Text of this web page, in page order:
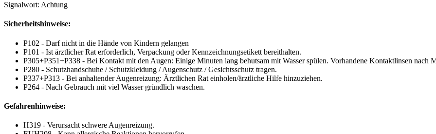
Signalwort: Achtung
Sicherheitshinweise:
P102 - Darf nicht in die Hände von Kindern gelangen
P101 - Ist ärztlicher Rat erforderlich, Verpackung oder Kennzeichnungsetikett bereithalten.
P305+P351+P338 - Bei Kontakt mit den Augen: Einige Minuten lang behutsam mit Wasser spülen. Vorhandene Kontaktlinsen nach
P280 - Schutzhandschuhe / Schutzkleidung / Augenschutz / Gesichtsschutz tragen.
P337+P313 - Bei anhaltender Augenreizung: Ärztlichen Rat einholen/ärztliche Hilfe hinzuziehen.
P264 - Nach Gebrauch mit viel Wasser gründlich waschen.
Gefahrenhinweise:
H319 - Verursacht schwere Augenreizung.